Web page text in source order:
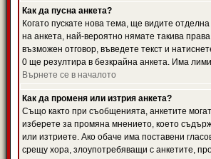
Как да пусна анкета?
Когато пускате нова тема, ще видите
на анкета, най-вероятно нямате такива
възможен отговор, въведете текст и
0 ще резултира в безкрайна анкета. Има
Върнете се в началото
Как да променя или изтрия анкета?
Също както при съобщенията, анкетите
изберете за промяна мнението, което
или изтриете. Ако обаче има поставени
срещу хора, злоупотребяващи с анкетите,